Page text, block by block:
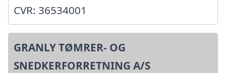
CVR: 36534001
GRANLY TØMRER- OG
SNEDKERFORRETNING A/S